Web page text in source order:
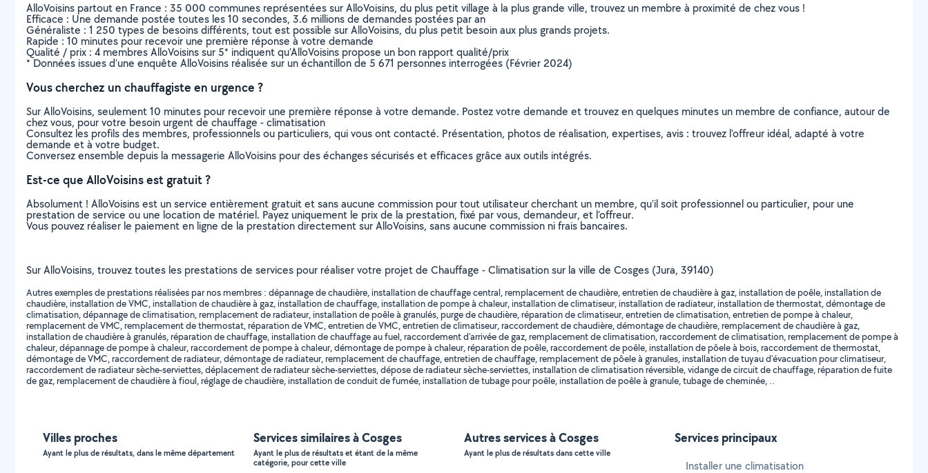
AlloVoisins partout en France : 35 000 communes représentées sur AlloVoisins, du plus petit village à la plus grande ville, trouvez un membre à proximité de chez vous !
Efficace : Une demande postée toutes les 10 secondes, 3.6 millions de demandes postées par an
Généraliste : 1 250 types de besoins différents, tout est possible sur AlloVoisins, du plus petit besoin aux plus grands projets.
Rapide : 10 minutes pour recevoir une première réponse à votre demande
Qualité / prix : 4 membres AlloVoisins sur 5* indiquent qu’AlloVoisins propose un bon rapport qualité/prix
* Données issues d’une enquête AlloVoisins réalisée sur un échantillon de 5 671 personnes interrogées (Février 2024)
Vous cherchez un chauffagiste en urgence ?
Sur AlloVoisins, seulement 10 minutes pour recevoir une première réponse à votre demande. Postez votre demande et trouvez en quelques minutes un membre de confiance, autour de
chez vous, pour votre besoin urgent de chauffage - climatisation
Consultez les profils des membres, professionnels ou particuliers, qui vous ont contacté. Présentation, photos de réalisation, expertises, avis : trouvez l'offreur idéal, adapté à votre
demande et à votre budget.
Conversez ensemble depuis la messagerie AlloVoisins pour des échanges sécurisés et efficaces grâce aux outils intégrés.
Est-ce que AlloVoisins est gratuit ?
Absolument ! AlloVoisins est un service entièrement gratuit et sans aucune commission pour tout utilisateur cherchant un membre, qu’il soit professionnel ou particulier, pour une
prestation de service ou une location de matériel. Payez uniquement le prix de la prestation, fixé par vous, demandeur, et l’offreur.
Vous pouvez réaliser le paiement en ligne de la prestation directement sur AlloVoisins, sans aucune commission ni frais bancaires.
Sur AlloVoisins, trouvez toutes les prestations de services pour réaliser votre projet de Chauffage - Climatisation sur la ville de Cosges (Jura, 39140)
Autres exemples de prestations réalisées par nos membres : dépannage de chaudière, installation de chauffage central, remplacement de chaudière, entretien de chaudière à gaz, installation de poêle, installation de
chaudière, installation de VMC, installation de chaudière à gaz, installation de chauffage, installation de pompe à chaleur, installation de climatiseur, installation de radiateur, installation de thermostat, démontage de
climatisation, dépannage de climatisation, remplacement de radiateur, installation de poêle à granulés, purge de chaudière, réparation de climatiseur, entretien de climatisation, entretien de pompe à chaleur,
remplacement de VMC, remplacement de thermostat, réparation de VMC, entretien de VMC, entretien de climatiseur, raccordement de chaudière, démontage de chaudière, remplacement de chaudière à gaz,
installation de chaudière à granulés, réparation de chauffage, installation de chauffage au fuel, raccordement d'arrivée de gaz, remplacement de climatisation, raccordement de climatisation, remplacement de pompe à
chaleur, dépannage de pompe à chaleur, raccordement de pompe à chaleur, démontage de pompe à chaleur, réparation de poêle, raccordement de poêle, installation de pôele à bois, raccordement de thermostat,
démontage de VMC, raccordement de radiateur, démontage de radiateur, remplacement de chauffage, entretien de chauffage, remplacement de pôele à granules, installation de tuyau d'évacuation pour climatiseur,
raccordement de radiateur sèche-serviettes, déplacement de radiateur sèche-serviettes, dépose de radiateur sèche-serviettes, installation de climatisation réversible, vidange de circuit de chauffage, réparation de fuite
de gaz, remplacement de chaudière à fioul, réglage de chaudière, installation de conduit de fumée, installation de tubage pour poêle, installation de poêle à granule, tubage de cheminée, ..
Villes proches
Ayant le plus de résultats, dans le même département
Services similaires à Cosges
Ayant le plus de résultats et étant de la même
catégorie, pour cette ville
Autres services à Cosges
Ayant le plus de résultats dans cette ville
Services principaux
Installer une climatisation